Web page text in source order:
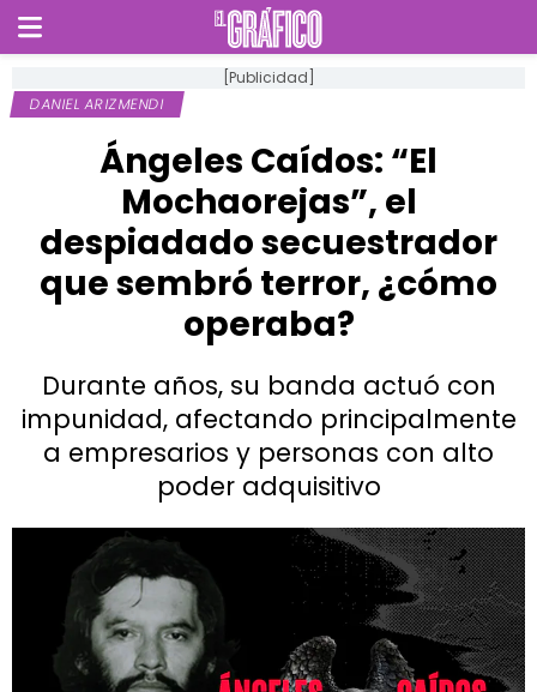
[Publicidad]
DANIEL ARIZMENDI
Ángeles Caídos: “El
Mochaorejas”, el
despiadado secuestrador
que sembró terror, ¿cómo
operaba?
Durante años, su banda actuó con
impunidad, afectando principalmente
a empresarios y personas con alto
poder adquisitivo